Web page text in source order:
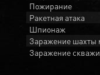
Пожирание
Ракетная атака
Шпионаж
Заражение шахты
Заражение